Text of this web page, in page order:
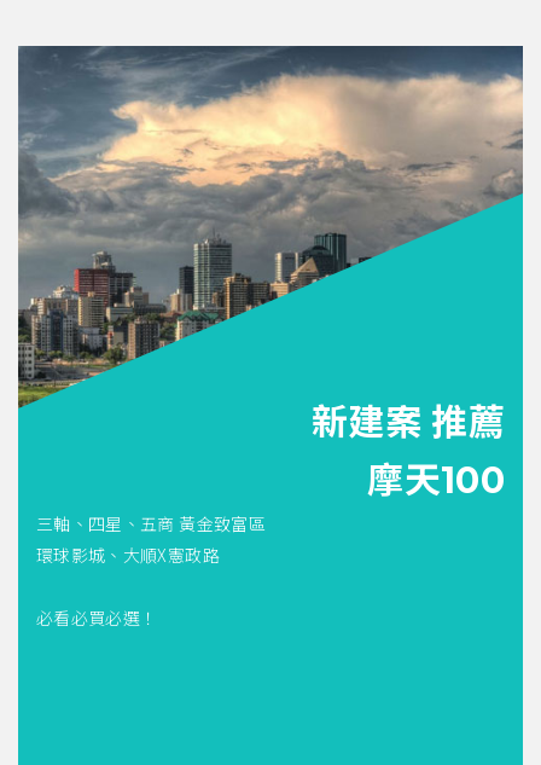
新建案 推薦
摩天100
三軸、四星、五商 黃金致富區
環球影城、大順X憲政路
必看必買必選！